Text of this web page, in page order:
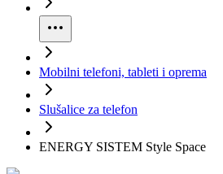
Mobilni telefoni, tableti i oprema
Slušalice za telefon
ENERGY SISTEM Style Space